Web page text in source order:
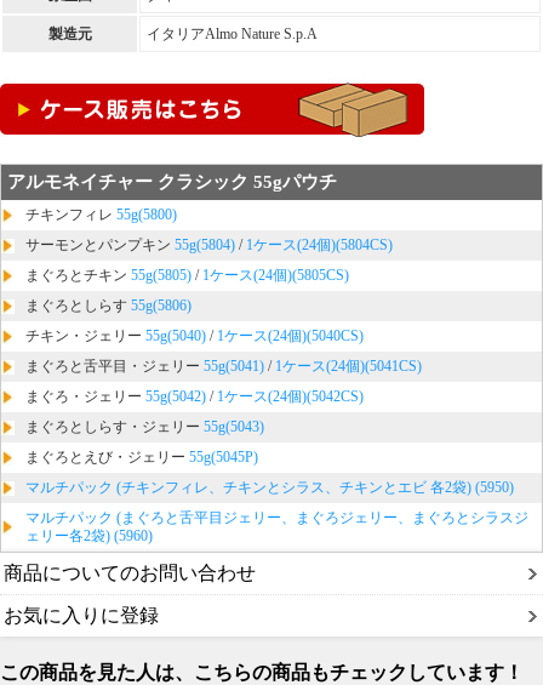
製造元 イタリアAlmo Nature S.p.A
アルモネイチャー クラシック 55gパウチ
チキンフィレ 55g(5800)
サーモンとパンプキン 55g(5804) / 1ケース(24個)(5804CS)
まぐろとチキン 55g(5805) / 1ケース(24個)(5805CS)
まぐろとしらす 55g(5806)
チキン・ジェリー 55g(5040) / 1ケース(24個)(5040CS)
まぐろと舌平目・ジェリー 55g(5041) / 1ケース(24個)(5041CS)
まぐろ・ジェリー 55g(5042) / 1ケース(24個)(5042CS)
まぐろとしらす・ジェリー 55g(5043)
まぐろとえび・ジェリー 55g(5045P)
マルチパック (チキンフィレ、チキンとシラス、チキンとエビ 各2袋) (5950)
マルチパック (まぐろと舌平目ジェリー、まぐろジェリー、まぐろとシラスジ
ェリー各2袋) (5960)
商品についてのお問い合わせ
お気に入りに登録
この商品を見た人は、こちらの商品もチェックしています！